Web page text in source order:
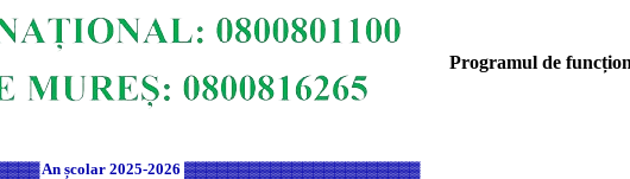
Programul de
An școlar 2025-2026 ▓▓▓▓▓▓▓▓▓▓▓▓▓▓▓▓▓▓▓▓▓▓